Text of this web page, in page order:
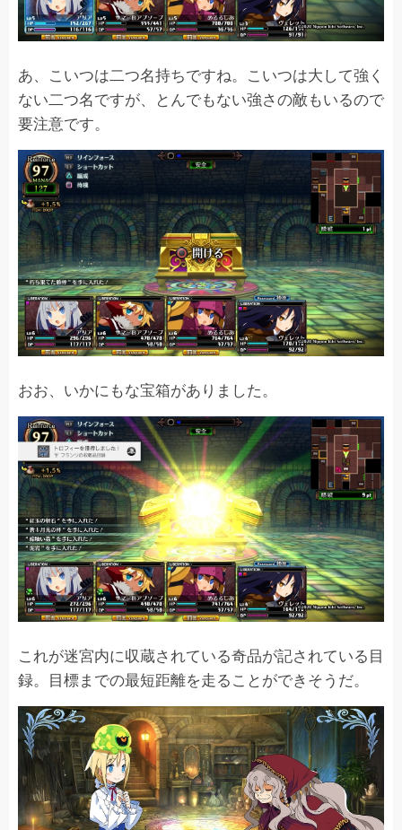
あ、こいつは二つ名持ちですね。こいつは大して強く
ない二つ名ですが、とんでもない強さの敵もいるので
要注意です。
おお、いかにもな宝箱がありました。
これが迷宮内に収蔵されている奇品が記されている目
録。目標までの最短距離を走ることができそうだ。